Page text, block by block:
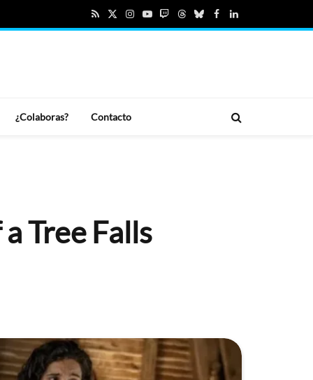
RSSX
Instagram
YouTube
TwitchThreadsBlueskyFacebook
LinkedIn
¿Colaboras? Contacto
Tree Falls